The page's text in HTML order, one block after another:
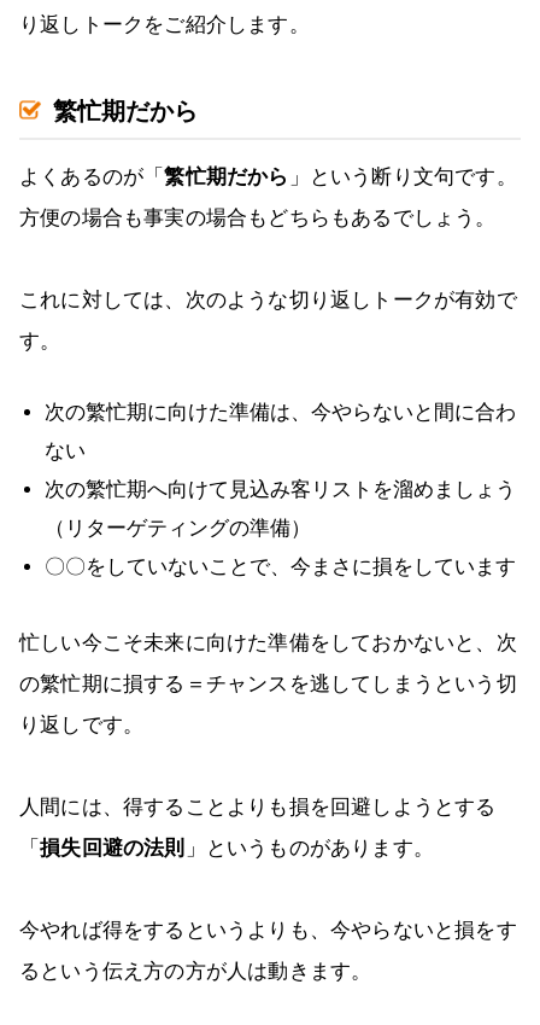
り返しトークをご紹介します。
繁忙期だから
よくあるのが「繁忙期だから 」という断り文句です。
方便の場合も事実の場合もどちらもあるでしょう。
これに対しては、次のような切り返しトークが有効で
す。
次の繁忙期に向けた準備は、今やらないと間に合わ
ない
次の繁忙期へ向けて見込み客リストを溜めましょう
（リターゲティングの準備）
〇〇をしていないことで、今まさに損をしています
忙しい今こそ未来に向けた準備をしておかないと、次
の繁忙期に損する＝チャンスを逃してしまうという切
り返しです。
人間には、得することよりも損を回避しようとする
「損失回避の法則 」というものがあります。
今やれば得をするというよりも、今やらないと損をす
るという伝え方の方が人は動きます。